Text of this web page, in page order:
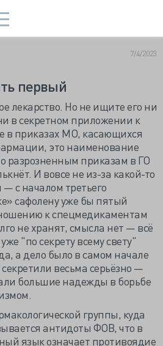
7/4/2023
первый
лекарство. Но не ищите его ни
в секретном приложении к
в приказах МО, касающихся
это наименование
разрозненным приказам в ГО
И вовсе не из-за какой-то
— с началом третьего
сафолену уже бы пятый
к спецмедикаментам
не хранят, смысла нет — всё
"по секрету всему свету"
а дело было в самом начале
весьма серьёзно —
большие надежды в борьбе
группы, куда
антидоты ФОВ, что в
язык означает противоядие